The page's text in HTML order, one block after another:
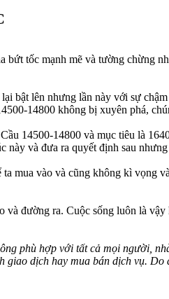
tốc mạnh mẽ và tường chừng
bật lên nhưng lần này với sự
14800 không bị xuyên phá,
14500-14800 và mục tiêu là
và đưa ra quyết định sau
mua vào và cũng không kì vọng
đường ra. Cuộc sống luôn là
phù hợp với tất cả mọi người,
dịch hay mua bán dịch vụ.